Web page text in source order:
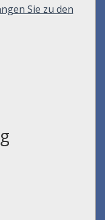
Sie zu den